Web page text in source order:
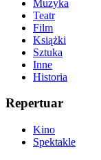
Muzyka
Teatr
Film
Książki
Sztuka
Inne
Historia
Repertuar
Kino
Spektakle